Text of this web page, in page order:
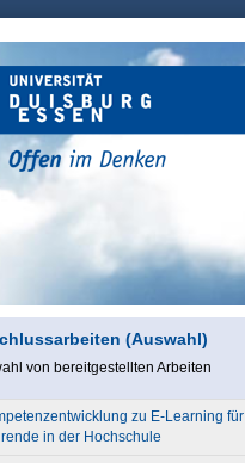
(Auswahl)
von bereitgestellten Arbeiten
zu E-Learning für
in der Hochschule